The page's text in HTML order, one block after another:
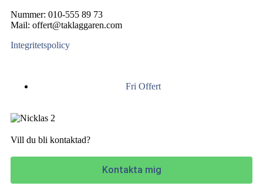
Nummer: 010-555 89 73
Mail: offert@taklaggaren.com
Integritetspolicy
Fri Offert
Vill du bli kontaktad?
Kontakta mig